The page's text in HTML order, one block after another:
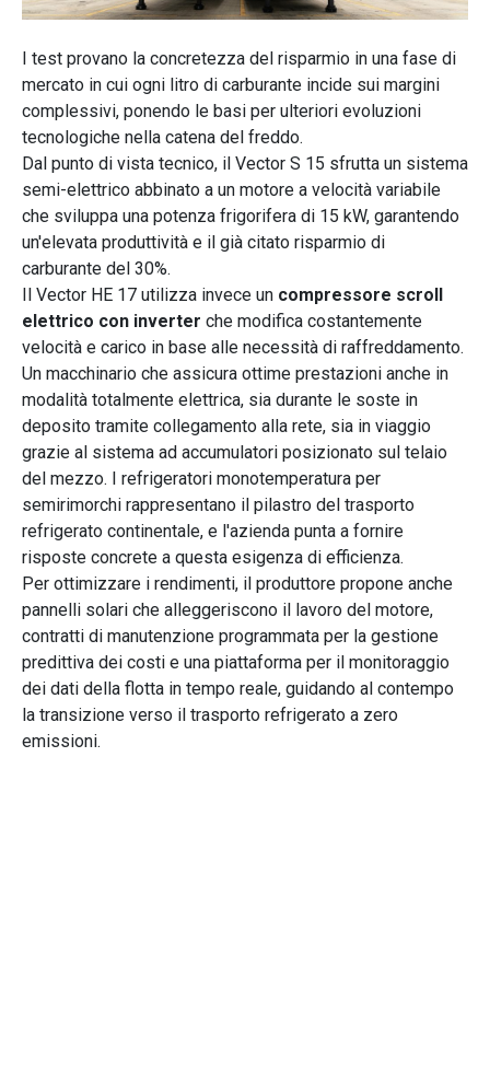
I test provano la concretezza del risparmio in una fase di
mercato in cui ogni litro di carburante incide sui margini
complessivi, ponendo le basi per ulteriori evoluzioni
tecnologiche nella catena del freddo.
Dal punto di vista tecnico, il Vector S 15 sfrutta un sistema
semi-elettrico abbinato a un motore a velocità variabile
che sviluppa una potenza frigorifera di 15 kW, garantendo
un'elevata produttività e il già citato risparmio di
carburante del 30%.
Il Vector HE 17 utilizza invece un compressore scroll
elettrico con inverter che modifica costantemente
velocità e carico in base alle necessità di raffreddamento.
Un macchinario che assicura ottime prestazioni anche in
modalità totalmente elettrica, sia durante le soste in
deposito tramite collegamento alla rete, sia in viaggio
grazie al sistema ad accumulatori posizionato sul telaio
del mezzo. I refrigeratori monotemperatura per
semirimorchi rappresentano il pilastro del trasporto
refrigerato continentale, e l'azienda punta a fornire
risposte concrete a questa esigenza di efficienza.
Per ottimizzare i rendimenti, il produttore propone anche
pannelli solari che alleggeriscono il lavoro del motore,
contratti di manutenzione programmata per la gestione
predittiva dei costi e una piattaforma per il monitoraggio
dei dati della flotta in tempo reale, guidando al contempo
la transizione verso il trasporto refrigerato a zero
emissioni.